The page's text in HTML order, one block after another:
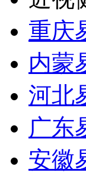
重庆
内蒙
河北
广东
安徽